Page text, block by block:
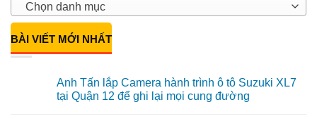
Chọn danh mục
BÀI VIẾT MỚI NHẤT
Anh Tấn lắp Camera hành trình ô tô Suzuki XL7
tại Quận 12 để ghi lại mọi cung đường